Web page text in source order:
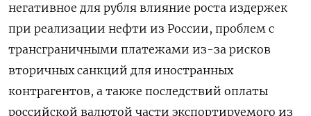
негативное для рубля влияние роста издержек
при реализации нефти из России, проблем с
трансграничными платежами из-за рисков
вторичных санкций для иностранных
контрагентов, а также последствий оплаты
российской валютой части экспортируемого из